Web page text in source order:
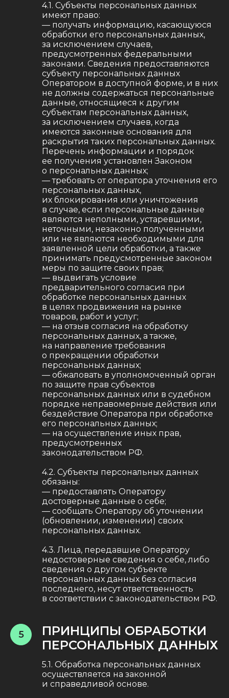
4.1. Субъекты персональных данных
имеют право:
— получать информацию, касающуюся
обработки его персональных данных,
за исключением случаев,
предусмотренных федеральными
законами. Сведения предоставляются
субъекту персональных данных
Оператором в доступной форме, и в них
не должны содержаться персональные
данные, относящиеся к другим
субъектам персональных данных,
за исключением случаев, когда
имеются законные основания для
раскрытия таких персональных данных.
Перечень информации и порядок
ее получения установлен Законом
о персональных данных;
— требовать от оператора уточнения его
персональных данных,
их блокирования или уничтожения
в случае, если персональные данные
являются неполными, устаревшими,
неточными, незаконно полученными
или не являются необходимыми для
заявленной цели обработки, а также
принимать предусмотренные законом
меры по защите своих прав;
— выдвигать условие
предварительного согласия при
обработке персональных данных
в целях продвижения на рынке
товаров, работ и услуг;
— на отзыв согласия на обработку
персональных данных, а также,
на направление требования
о прекращении обработки
персональных данных;
— обжаловать в уполномоченный орган
по защите прав субъектов
персональных данных или в судебном
порядке неправомерные действия или
бездействие Оператора при обработке
его персональных данных;
— на осуществление иных прав,
предусмотренных
законодательством РФ.
4.2. Субъекты персональных данных
обязаны:
— предоставлять Оператору
достоверные данные о себе;
— сообщать Оператору об уточнении
(обновлении, изменении) своих
персональных данных.
4.3. Лица, передавшие Оператору
недостоверные сведения о себе, либо
сведения о другом субъекте
персональных данных без согласия
последнего, несут ответственность
в соответствии с законодательством РФ.
5
ПРИНЦИПЫ ОБРАБОТКИ
ПЕРСОНАЛЬНЫХ ДАННЫХ
5.1. Обработка персональных данных
осуществляется на законной
и справедливой основе.